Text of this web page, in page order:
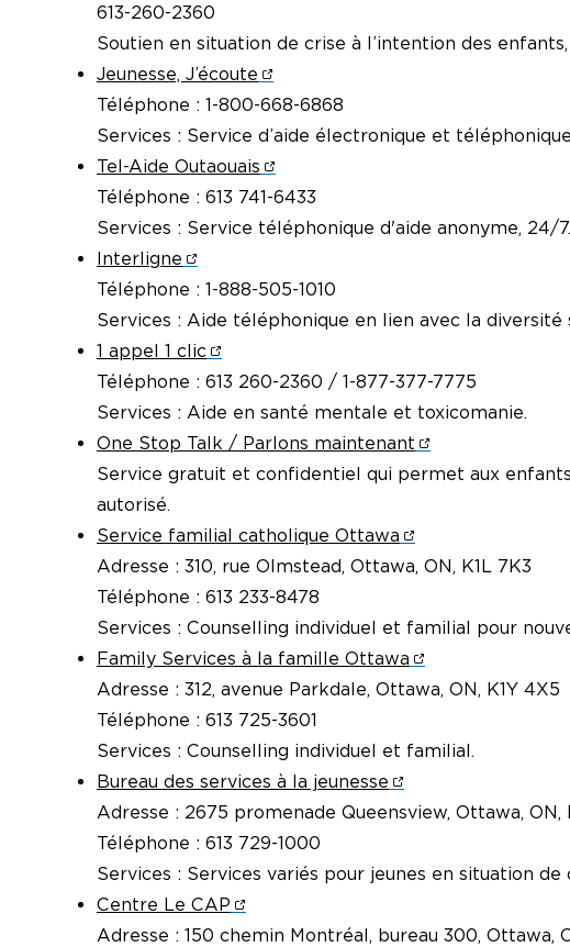
613-260-2360
Soutien en situation de crise à l’intention des
Jeunesse, J’écoute
Téléphone : 1-800-668-6868
Services : Service d’aide électronique et
Tel-Aide Outaouais
Téléphone : 613 741-6433
Services : Service téléphonique d'aide anonyme, 24/7.
Interligne
Téléphone : 1-888-505-1010
Services : Aide téléphonique en lien avec la
1 appel 1 clic
Téléphone : 613 260-2360 / 1-877-377-7775
Services : Aide en santé mentale et toxicomanie.
One Stop Talk / Parlons maintenant
Service gratuit et confidentiel qui permet aux
autorisé.
Service familial catholique Ottawa
Adresse : 310, rue Olmstead, Ottawa, ON, K1L 7K3
Téléphone : 613 233-8478
Services : Counselling individuel et familial pour
Family Services à la famille Ottawa
Adresse : 312, avenue Parkdale, Ottawa, ON, K1Y 4X5
Téléphone : 613 725-3601
Services : Counselling individuel et familial.
Bureau des services à la jeunesse
Adresse : 2675 promenade Queensview, Ottawa, ON,
Téléphone : 613 729-1000
Services : Services variés pour jeunes en situation
Centre Le CAP
Adresse : 150 chemin Montréal, bureau 300, Ottawa,